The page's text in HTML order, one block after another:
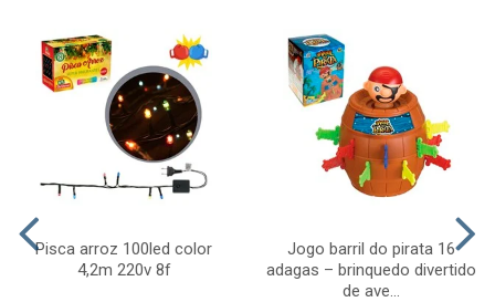
Pisca arroz 100led color
4,2m 220v 8f
Jogo barril do pirata 16
adagas – brinquedo divertido
de ave...